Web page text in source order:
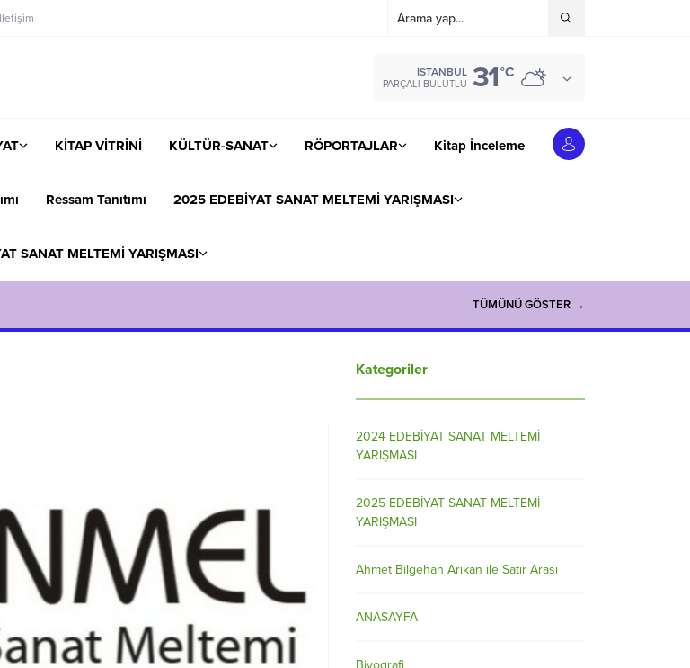
İletişim
İSTANBUL
PARÇALI BULUTLU 31°C
KİTAP VİTRİNİ KÜLTÜR-SANAT RÖPORTAJLAR Kitap İnceleme
Ressam Tanıtımı 2025 EDEBİYAT SANAT MELTEMİ YARIŞMASI
SANAT MELTEMİ YARIŞMASI
TÜMÜNÜ GÖSTER →
Kategoriler
2024 EDEBİYAT SANAT MELTEMİ
YARIŞMASI
2025 EDEBİYAT SANAT MELTEMİ
YARIŞMASI
Ahmet Bilgehan Arıkan ile Satır Arası
ANASAYFA
Biyografi